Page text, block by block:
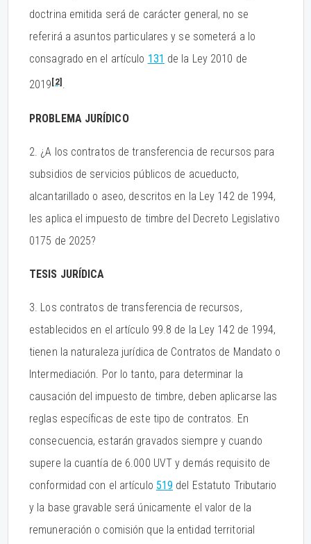
doctrina emitida será de carácter general, no se
referirá a asuntos particulares y se someterá a lo
consagrado en el artículo 131 de la Ley 2010 de
2019[2].
PROBLEMA JURÍDICO
2. ¿A los contratos de transferencia de recursos para
subsidios de servicios públicos de acueducto,
alcantarillado o aseo, descritos en la Ley 142 de 1994,
les aplica el impuesto de timbre del Decreto Legislativo
0175 de 2025?
TESIS JURÍDICA
3. Los contratos de transferencia de recursos,
establecidos en el artículo 99.8 de la Ley 142 de 1994,
tienen la naturaleza jurídica de Contratos de Mandato o
Intermediación. Por lo tanto, para determinar la
causación del impuesto de timbre, deben aplicarse las
reglas específicas de este tipo de contratos. En
consecuencia, estarán gravados siempre y cuando
supere la cuantía de 6.000 UVT y demás requisito de
conformidad con el artículo 519 del Estatuto Tributario
y la base gravable será únicamente el valor de la
remuneración o comisión que la entidad territorial